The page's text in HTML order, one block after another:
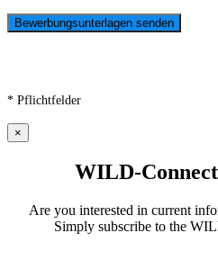
* Pflichtfelder
×
WILD-
Are you interested in current
Simply subscribe to the